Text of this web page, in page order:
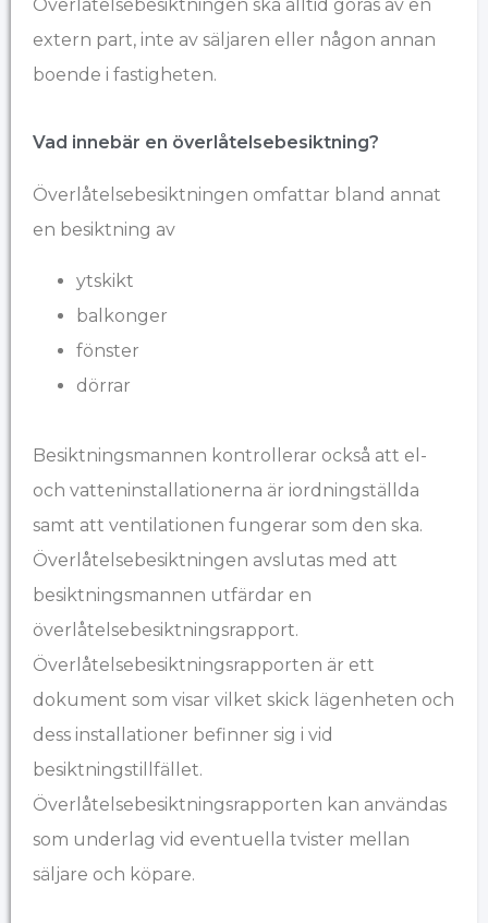
Överlåtelsebesiktningen ska alltid göras av en
extern part, inte av säljaren eller någon annan
boende i fastigheten.
Vad innebär en överlåtelsebesiktning?
Överlåtelsebesiktningen omfattar bland annat
en besiktning av
ytskikt
balkonger
fönster
dörrar
Besiktningsmannen kontrollerar också att el-
och vatteninstallationerna är iordningställda
samt att ventilationen fungerar som den ska.
Överlåtelsebesiktningen avslutas med att
besiktningsmannen utfärdar en
överlåtelsebesiktningsrapport.
Överlåtelsebesiktningsrapporten är ett
dokument som visar vilket skick lägenheten och
dess installationer befinner sig i vid
besiktningstillfället.
Överlåtelsebesiktningsrapporten kan användas
som underlag vid eventuella tvister mellan
säljare och köpare.